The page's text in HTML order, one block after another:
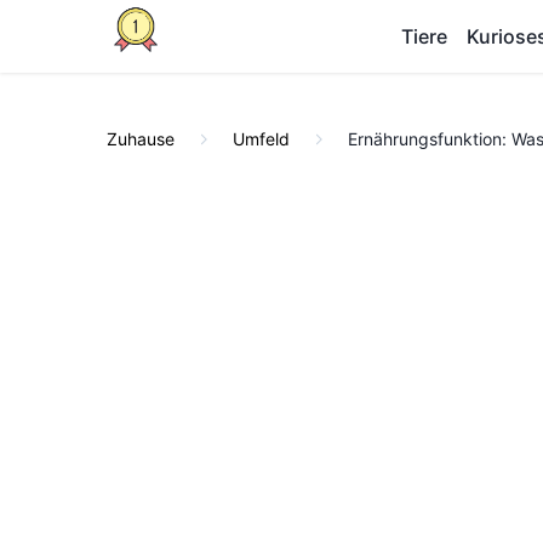
Tiere
Zuhause Umfeld Ernährungsfunktion: